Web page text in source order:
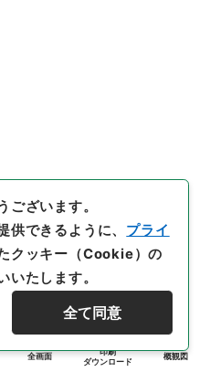
全画面
印刷
ダウンロード
概観図
ございます。
供できるように、 プライ
クッキー（Cookie）の
いたします。
全て同意